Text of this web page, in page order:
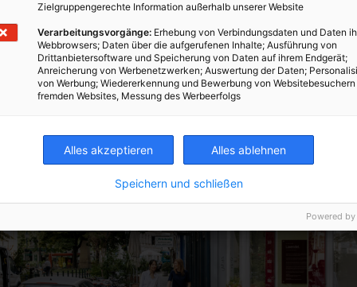
im U-Bahn-Netz ist es kühler als in der U2-Station
Warum? Sie liegt tief unter dem Donaukanal und
langen Geraden, an der sich der Fahrtwind der U-Bahn-
und die Station schön abkühlt.
Zielgruppengerechte Information außerhalb unserer Website
Verarbeitungsvorgänge: Erhebung von Verbindungsdaten und Daten
Webbrowsers; Daten über die aufgerufenen Inhalte; Ausführung von
Drittanbietersoftware und Speicherung von Daten auf ihrem Endgerät;
Anreicherung von Werbenetzwerken; Auswertung der Daten;
von Werbung; Wiedererkennung und Bewerbung von
fremden Websites, Messung des Werbeerfolgs
Alles akzeptieren Alles ablehnen
Speichern und schließen
Powered by